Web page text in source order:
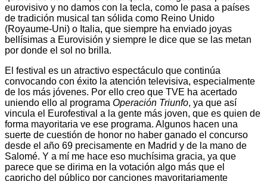
eurovisivo y no damos con la tecla, como le pasa a países
de tradición musical tan sólida como Reino Unido
(Royaume-Uni) o Italia, que siempre ha enviado joyas
bellísimas a Eurovisión y siempre le dice que se las metan
por donde el sol no brilla.
El festival es un atractivo espectáculo que continúa
convocando con éxito la atención televisiva, especialmente
de los más jóvenes. Por ello creo que TVE ha acertado
uniendo ello al programa Operación Triunfo, ya que así
vincula el Eurofestival a la gente más joven, que es quien de
forma mayoritaria ve ese programa. Algunos hacen una
suerte de cuestión de honor no haber ganado el concurso
desde el año 69 precisamente en Madrid y de la mano de
Salomé. Y a mí me hace eso muchísima gracia, ya que
parece que se dirima en la votación algo más que el
capricho del público por canciones mayoritariamente